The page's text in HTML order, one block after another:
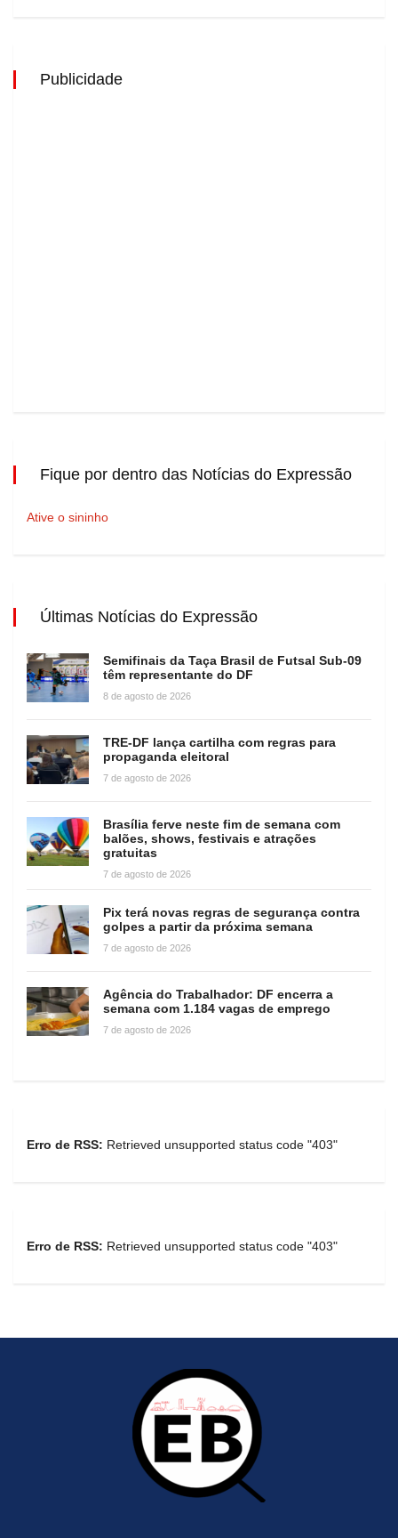
Publicidade
Fique por dentro das Notícias do Expressão
Ative o sininho
Últimas Notícias do Expressão
Semifinais da Taça Brasil de Futsal Sub-09
têm representante do DF
8 de agosto de 2026
TRE-DF lança cartilha com regras para
propaganda eleitoral
7 de agosto de 2026
Brasília ferve neste fim de semana com
balões, shows, festivais e atrações
gratuitas
7 de agosto de 2026
Pix terá novas regras de segurança contra
golpes a partir da próxima semana
7 de agosto de 2026
Agência do Trabalhador: DF encerra a
semana com 1.184 vagas de emprego
7 de agosto de 2026
Erro de RSS: Retrieved unsupported status code "403"
Erro de RSS: Retrieved unsupported status code "403"